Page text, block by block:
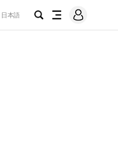
日本語
검
전
메
그